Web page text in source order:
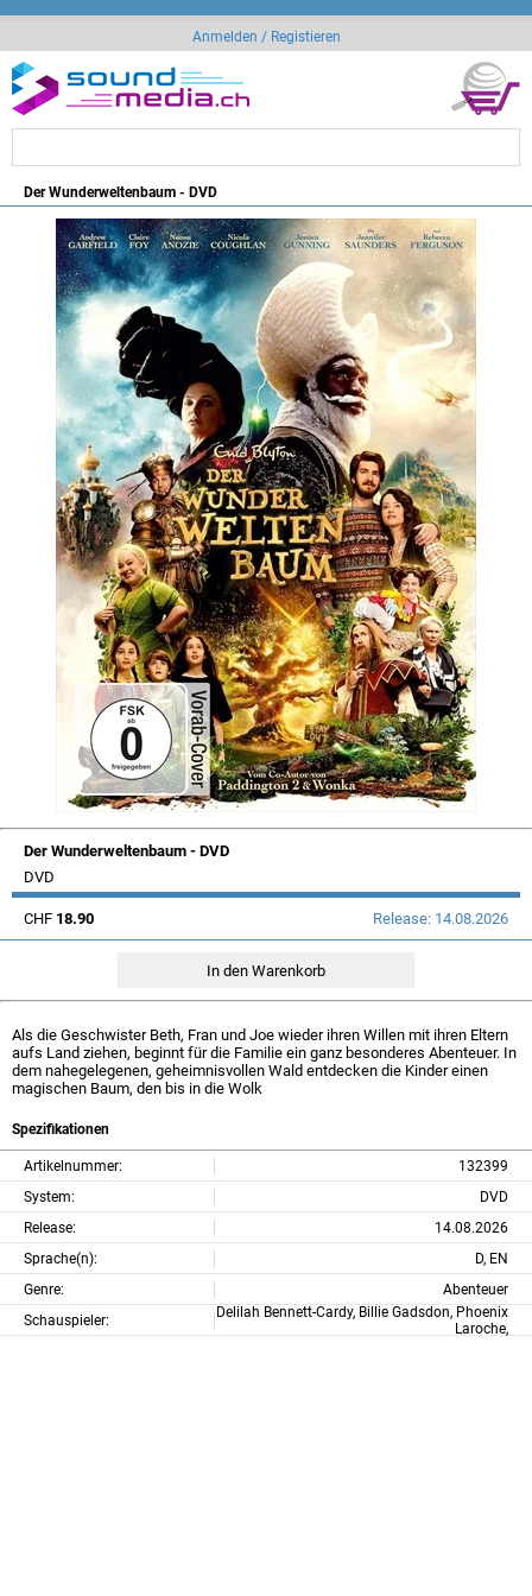
Anmelden / Registieren
Der Wunderweltenbaum - DVD
Der Wunderweltenbaum - DVD
DVD
CHF 18.90 Release: 14.08.2026
Als die Geschwister Beth, Fran und Joe wieder ihren Willen mit ihren Eltern
aufs Land ziehen, beginnt für die Familie ein ganz besonderes Abenteuer. In
dem nahegelegenen, geheimnisvollen Wald entdecken die Kinder einen
magischen Baum, den bis in die Wolk
Spezifikationen
Artikelnummer:
132399
System:
DVD
Release:
14.08.2026
Sprache(n):
D, EN
Genre:
Abenteuer
Schauspieler:
Delilah Bennett-Cardy, Billie Gadsdon, Phoenix
Laroche,